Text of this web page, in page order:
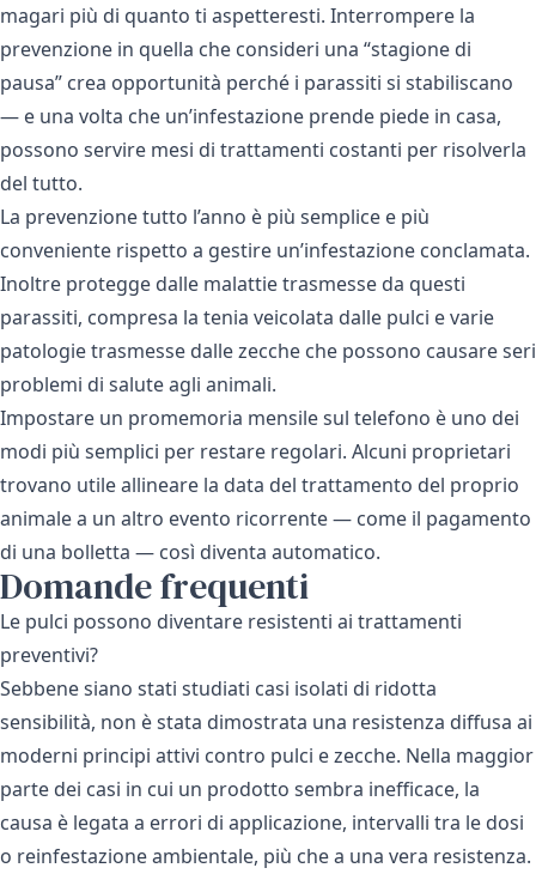
magari più di quanto ti aspetteresti. Interrompere la
prevenzione in quella che consideri una “stagione di
pausa” crea opportunità perché i parassiti si stabiliscano
— e una volta che un’infestazione prende piede in casa,
possono servire mesi di trattamenti costanti per risolverla
del tutto.
La prevenzione tutto l’anno è più semplice e più
conveniente rispetto a gestire un’infestazione conclamata.
Inoltre protegge dalle malattie trasmesse da questi
parassiti, compresa la tenia veicolata dalle pulci e varie
patologie trasmesse dalle zecche che possono causare seri
problemi di salute agli animali.
Impostare un promemoria mensile sul telefono è uno dei
modi più semplici per restare regolari. Alcuni proprietari
trovano utile allineare la data del trattamento del proprio
animale a un altro evento ricorrente — come il pagamento
di una bolletta — così diventa automatico.
Domande frequenti
Le pulci possono diventare resistenti ai trattamenti
preventivi?
Sebbene siano stati studiati casi isolati di ridotta
sensibilità, non è stata dimostrata una resistenza diffusa ai
moderni principi attivi contro pulci e zecche. Nella maggior
parte dei casi in cui un prodotto sembra inefficace, la
causa è legata a errori di applicazione, intervalli tra le dosi
o reinfestazione ambientale, più che a una vera resistenza.